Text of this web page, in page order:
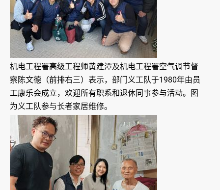
机电工程署高级工程师黄建潭及机电工程署空气调节督
察陈文德（前排右三）表示，部门义工队于1980年由员
工康乐会成立，欢迎所有职系和退休同事参与活动。图
为义工队参与长者家居维修。